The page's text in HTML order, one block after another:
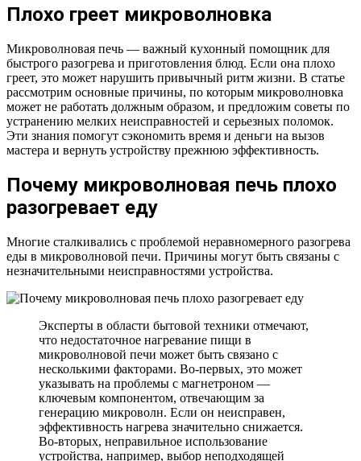
Плохо греет микроволновка
Микроволновая печь — важный кухонный помощник для
быстрого разогрева и приготовления блюд. Если она плохо
греет, это может нарушить привычный ритм жизни. В статье
рассмотрим основные причины, по которым микроволновка
может не работать должным образом, и предложим советы по
устранению мелких неисправностей и серьезных поломок.
Эти знания помогут сэкономить время и деньги на вызов
мастера и вернуть устройству прежнюю эффективность.
Почему микроволновая печь плохо
разогревает еду
Многие сталкивались с проблемой неравномерного разогрева
еды в микроволновой печи. Причины могут быть связаны с
незначительными неисправностями устройства.
Эксперты в области бытовой техники отмечают,
что недостаточное нагревание пищи в
микроволновой печи может быть связано с
несколькими факторами. Во-первых, это может
указывать на проблемы с магнетроном —
ключевым компонентом, отвечающим за
генерацию микроволн. Если он неисправен,
эффективность нагрева значительно снижается.
Во-вторых, неправильное использование
устройства, например, выбор неподходящей